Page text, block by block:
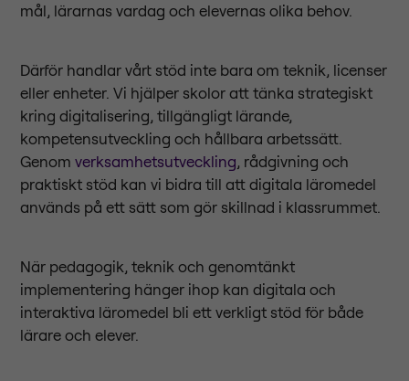
mål, lärarnas vardag och elevernas olika behov.
Därför handlar vårt stöd inte bara om teknik, licenser
eller enheter. Vi hjälper skolor att tänka strategiskt
kring digitalisering, tillgängligt lärande,
kompetensutveckling och hållbara arbetssätt.
Genomverksamhetsutveckling, rådgivning och
praktiskt stöd kan vi bidra till att digitala läromedel
används på ett sätt som gör skillnad i klassrummet.
När pedagogik, teknik och genomtänkt
implementering hänger ihop kan digitala och
interaktiva läromedel bli ett verkligt stöd för både
lärare och elever.